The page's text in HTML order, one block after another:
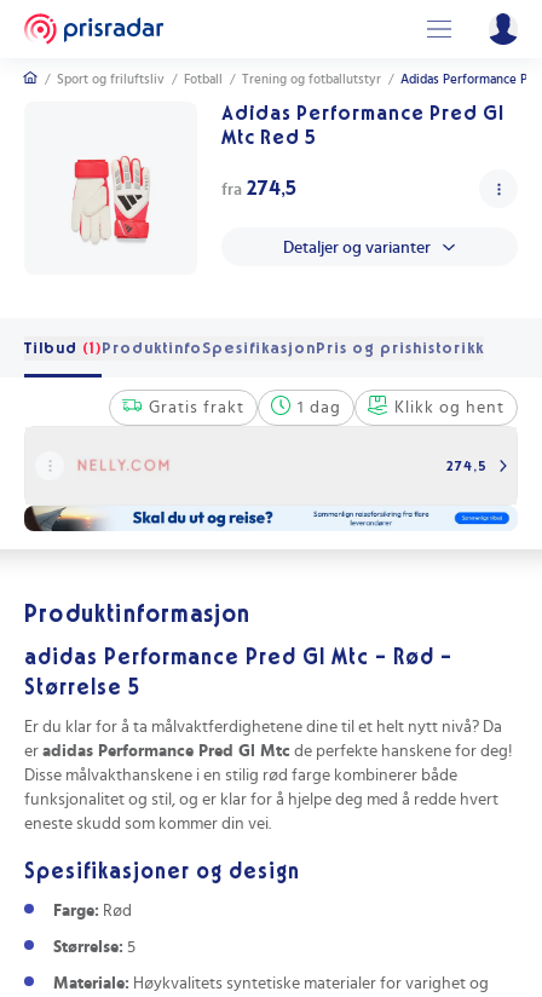
/ Sport og friluftsliv / Fotball / Trening og fotballutstyr / Adidas Performance
Adidas Performance Pred Gl
Mtc Red 5
fra 274,5
Detaljer og varianter
Tilbud (1)Produktinfo SpesifikasjonPris og prishistorikk
Gratis frakt 1 dag Klikk og hent
274,5
Produktinformasjon
adidas Performance Pred Gl Mtc - Rød -
Størrelse 5
Er du klar for å ta målvaktferdighetene dine til et helt nytt nivå? Da
er adidas Performance Pred Gl Mtc de perfekte hanskene for deg!
Disse målvakthanskene i en stilig rød farge kombinerer både
funksjonalitet og stil, og er klar for å hjelpe deg med å redde hvert
eneste skudd som kommer din vei.
Spesifikasjoner og design
Farge: Rød
Størrelse: 5
Materiale: Høykvalitets syntetiske materialer for varighet og